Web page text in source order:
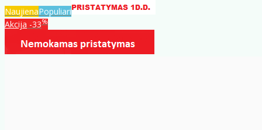
NaujienaPopuliari
Akcija -33%